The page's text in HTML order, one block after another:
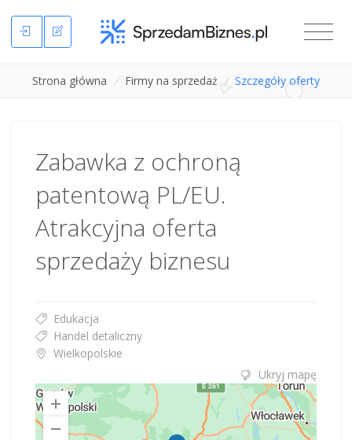
Strona główna / Firmy na sprzedaż / Szczegóły oferty
Zabawka z ochroną
patentową PL/EU.
Atrakcyjna oferta
sprzedaży biznesu
Edukacja
Handel detaliczny
Wielkopolskie
Ukryj mapę